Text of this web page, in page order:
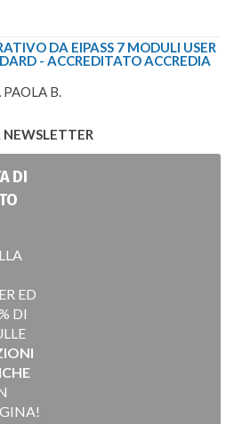
DA EIPASS 7 MODULI USER
- ACCREDITATO ACCREDIA
PAOLA B.
DI
ED
DI